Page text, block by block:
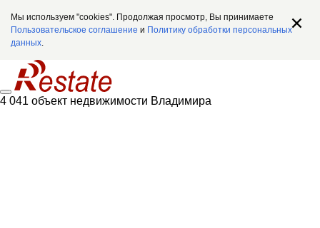
Мы используем "cookies". Продолжая просмотр, Вы принимаете
Пользовательское соглашение и Политику обработки персональных
данных.
4 041 объект недвижимости Владимира